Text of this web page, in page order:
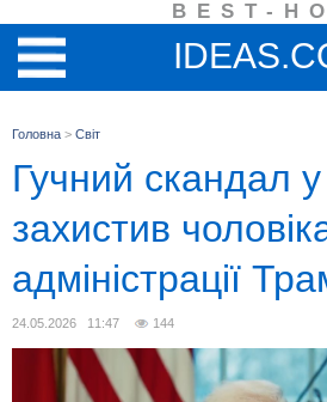
BEST-
Головна > Світ
Гучний скандал
захистив
адміністрації
24.05.2026 11:47 144